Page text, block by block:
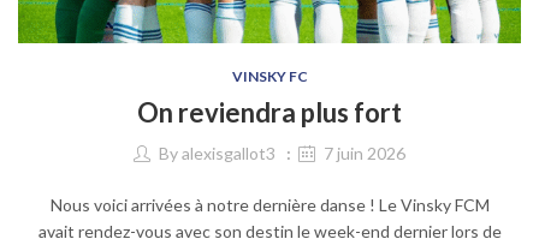
VINSKY FC
On reviendra plus fort
Byalexisgallot3 7 juin 2026
Nous voici arrivées à notre dernière danse ! Le Vinsky FCM
avait rendez-vous avec son destin le week-end dernier lors de